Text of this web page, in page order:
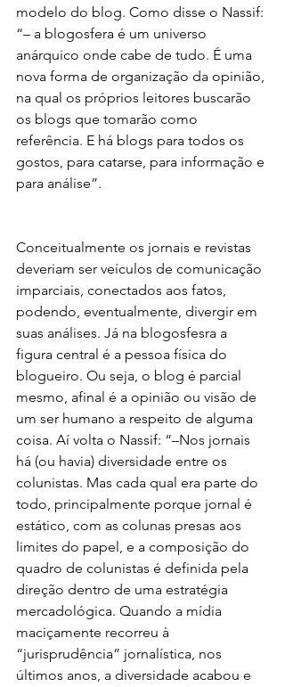
modelo do blog. Como disse o Nassif:
“– a blogosfera é um universo
anárquico onde cabe de tudo. É uma
nova forma de organização da opinião,
na qual os próprios leitores buscarão
os blogs que tomarão como
referência. E há blogs para todos os
gostos, para catarse, para informação e
para análise”.
Conceitualmente os jornais e revistas
deveriam ser veículos de comunicação
imparciais, conectados aos fatos,
podendo, eventualmente, divergir em
suas análises. Já na blogosfesra a
figura central é a pessoa física do
blogueiro. Ou seja, o blog é parcial
mesmo, afinal é a opinião ou visão de
um ser humano a respeito de alguma
coisa. Aí volta o Nassif: “–Nos jornais
há (ou havia) diversidade entre os
colunistas. Mas cada qual era parte do
todo, principalmente porque jornal é
estático, com as colunas presas aos
limites do papel, e a composição do
quadro de colunistas é definida pela
direção dentro de uma estratégia
mercadológica. Quando a mídia
maciçamente recorreu à
“jurisprudência” jornalística, nos
últimos anos, a diversidade acabou e